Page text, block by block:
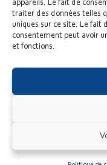
appareils. Le fait de
traiter des données telles
uniques sur ce site. Le fait
consentement peut avoir
et fonctions.
Continuer La Lecture
www.medecin-
confidentialité|